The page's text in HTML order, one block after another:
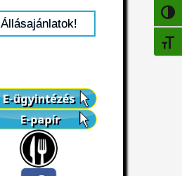
Állásajánlatok!